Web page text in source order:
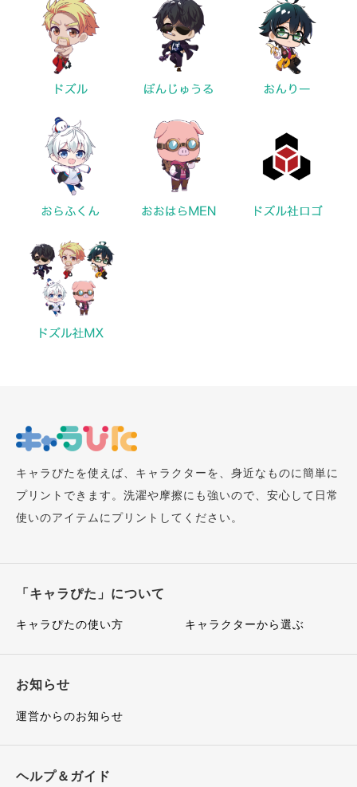
キャラぴたを使えば、キャラクターを、身近なものに簡単に
プリントできます。洗濯や摩擦にも強いので、安心して日常
使いのアイテムにプリントしてください。
「キャラぴた」について
キャラぴたの使い方 キャラクターから選ぶ
お知らせ
運営からのお知らせ
ヘルプ＆ガイド